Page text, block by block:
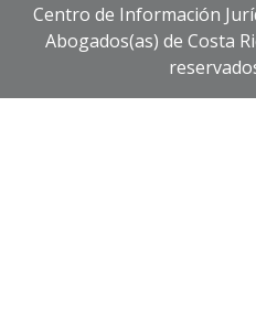
Centro de Información
Abogados(as) de Costa